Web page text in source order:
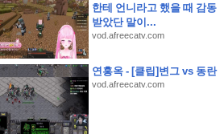
한테 언니라고 했을 때 감동
받았단 말이...
vod.afreecatv.com
연홍옥 - [클립]변그 vs 동란
vod.afreecatv.com